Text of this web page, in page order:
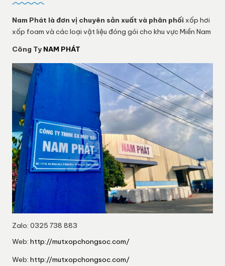
Nam Phát là đơn vị chuyên sản xuất và phân phối xốp hơi
xốp foam và các loại vật liệu đóng gói cho khu vực Miền Nam
Công Ty NAM PHÁT
Zalo: 0325 738 883
Web: http://mutxopchongsoc.com/
Web: http://mutxopchongsoc.com/